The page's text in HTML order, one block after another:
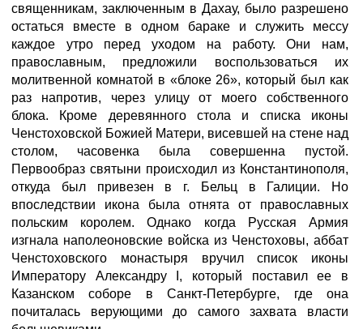
священникам, заключенным в Дахау, было разрешено
остаться вместе в одном бараке и служить мессу
каждое утро перед уходом на работу. Они нам,
православным, предложили воспользоваться их
молитвенной комнатой в «блоке 26», который был как
раз напротив, через улицу от моего собственного
блока. Кроме деревянного стола и списка иконы
Ченстоховской Божией Матери, висевшей на стене над
столом, часовенка была совершенна пустой.
Первообраз святыни происходил из Константинополя,
откуда был привезен в г. Бельц в Галиции. Но
впоследствии икона была отнята от православных
польским королем. Однако когда Русская Армия
изгнала наполеоновские войска из Ченстоховы, аббат
Ченстоховского монастыря вручил список иконы
Императору Александру I, который поставил ее в
Казанском соборе в Санкт-Петербурге, где она
почиталась верующими до самого захвата власти